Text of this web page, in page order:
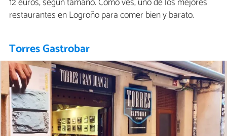
restaurantes en Logroño para comer bien y barato.
Torres Gastrobar